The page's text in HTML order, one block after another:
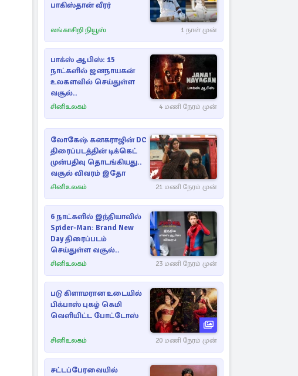
பாகிஸ்தான் வீரர்
லங்காசிறி நியூஸ் 1 நாள் முன்
பாக்ஸ் ஆபிஸ்: 15
நாட்களில் ஜனநாயகன்
உலகளவில் செய்துள்ள
வசூல்..
சினிஉலகம் 4 மணி நேரம் முன்
லோகேஷ் கனகராஜின் DC
திரைப்படத்தின் டிக்கெட்
முன்பதிவு தொடங்கியது..
வசூல் விவரம் இதோ
சினிஉலகம் 21 மணி நேரம் முன்
6 நாட்களில் இந்தியாவில்
Spider-Man: Brand New
Day திரைப்படம்
செய்துள்ள வசூல்..
சினிஉலகம் 23 மணி நேரம் முன்
படு கிளாமரான உடையில்
பிக்பாஸ் புகழ் கெமி
வெளியிட்ட போட்டோஸ்
சினிஉலகம் 20 மணி நேரம் முன்
சட்டப்பேரவையில்